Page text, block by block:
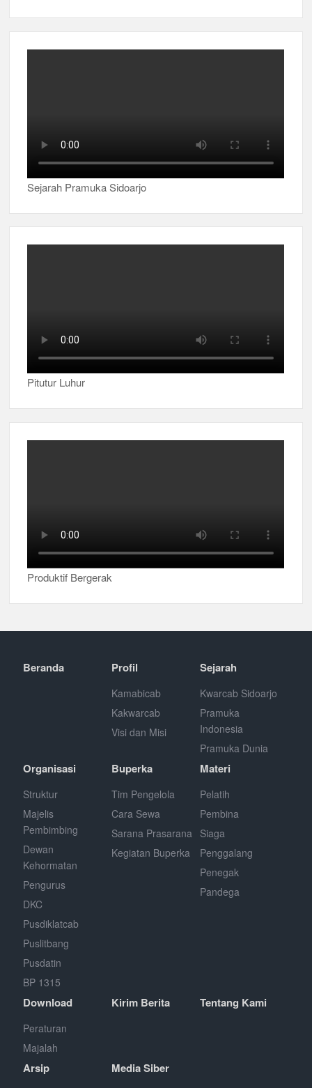
Sejarah Pramuka Sidoarjo
Pitutur Luhur
Produktif Bergerak
Beranda Profil
Kamabicab
Kakwarcab
Visi dan Misi
Sejarah
Kwarcab Sidoarjo
Pramuka
Indonesia
Pramuka Dunia
Organisasi
Struktur
Majelis
Pembimbing
Dewan
Kehormatan
Pengurus
DKC
Pusdiklatcab
Puslitbang
Pusdatin
BP 1315
Buperka
Tim Pengelola
Cara Sewa
Sarana Prasarana
Kegiatan Buperka
Materi
Pelatih
Pembina
Siaga
Penggalang
Penegak
Pandega
Download
Peraturan
Majalah
Kirim Berita Tentang Kami
Arsip Media Siber